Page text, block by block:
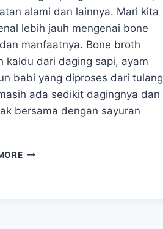
alami dan lainnya. Mari kita
lebih jauh mengenai bone
manfaatnya. Bone broth
kaldu dari daging sapi, ayam
babi yang diproses dari tulang
ada sedikit dagingnya dan
bersama dengan sayuran
MENGENAL